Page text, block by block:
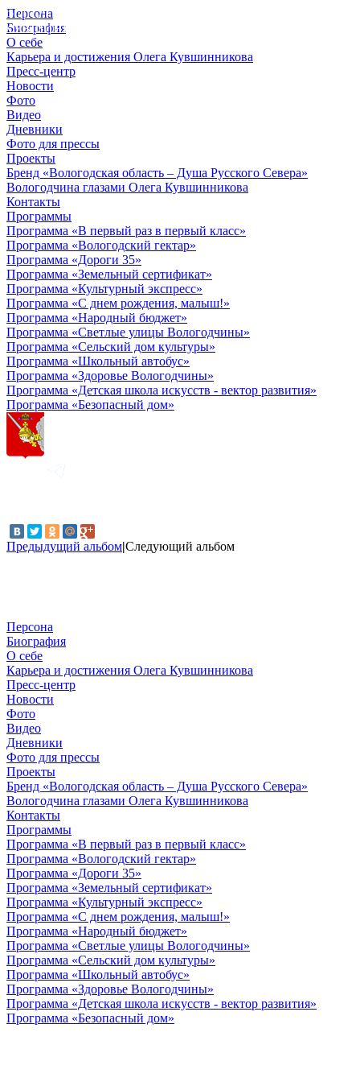
Персона
Биография
О себе
Карьера и достижения Олега Кувшинникова
Пресс-центр
Новости
Фото
Видео
Дневники
Фото для прессы
Проекты
Бренд «Вологодская область – Душа Русского Севера»
Вологодчина глазами Олега Кувшинникова
Контакты
Программы
Программа «В первый раз в первый класс»
Программа «Вологодский гектар»
Программа «Дороги 35»
Программа «Земельный сертификат»
Программа «Культурный экспресс»
Программа «С днем рождения, малыш!»
Программа «Народный бюджет»
Программа «Светлые улицы Вологодчины»
Программа «Сельский дом культуры»
Программа «Школьный автобус»
Программа «Здоровье Вологодчины»
Программа «Детская школа искусств - вектор развития»
Программа «Безопасный дом»
Предыдущий альбом|Следующий альбом
© 2012 - 2023,
КУВШИННИКОВ О.А.
Персона
Биография
О себе
Карьера и достижения Олега Кувшинникова
Пресс-центр
Новости
Фото
Видео
Дневники
Фото для прессы
Проекты
Бренд «Вологодская область – Душа Русского Севера»
Вологодчина глазами Олега Кувшинникова
Контакты
Программы
Программа «В первый раз в первый класс»
Программа «Вологодский гектар»
Программа «Дороги 35»
Программа «Земельный сертификат»
Программа «Культурный экспресс»
Программа «С днем рождения, малыш!»
Программа «Народный бюджет»
Программа «Светлые улицы Вологодчины»
Программа «Сельский дом культуры»
Программа «Школьный автобус»
Программа «Здоровье Вологодчины»
Программа «Детская школа искусств - вектор развития»
Программа «Безопасный дом»